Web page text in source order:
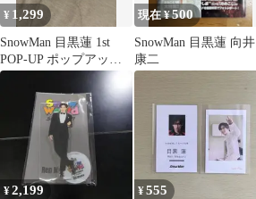
¥ 1,299
SnowMan 目黒蓮 1st
POP-UP ポップアップ
缶バッジ
現在 ¥500
SnowMan 目黒蓮 向井
康二
¥2,199 ¥555